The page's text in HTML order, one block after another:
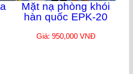
Mặt nạ phòng khói
hàn quốc EPK-20
Giá: 950,000 VNĐ